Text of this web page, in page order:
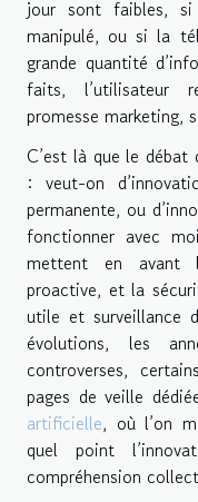
jour sont faibles,
manipulé, ou si la
grande quantité
faits, l’utilisateur
promesse marketing,
C’est là que le
: veut-on
permanente, ou
fonctionner avec
mettent en avant
proactive, et la
utile et surveillance
évolutions, les
controverses,
pages de veille
artificielle, où l’on
quel point
compréhension